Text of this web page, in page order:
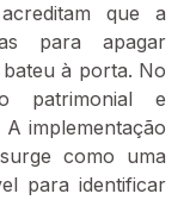
que a
para apagar
à porta. No
patrimonial e
implementação
como uma
para identificar